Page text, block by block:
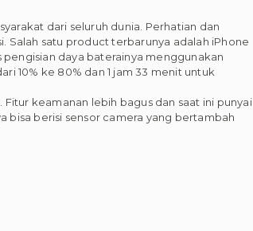
dari seluruh dunia. Perhatian dan
Salah satu product terbarunya adalah iPhone
pengisian daya baterainya menggunakan
10% ke 80% dan 1 jam 33 menit untuk
keamanan lebih bagus dan saat ini punyai
bisa berisi sensor camera yang bertambah